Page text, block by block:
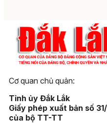
Cơ quan chủ quản:
Tỉnh ủy Đắk Lắk
Giấy phép xuất bản số
của bộ TT-TT